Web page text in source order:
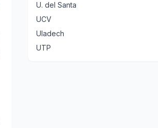
U. del Santa
UCV
Uladech
UTP